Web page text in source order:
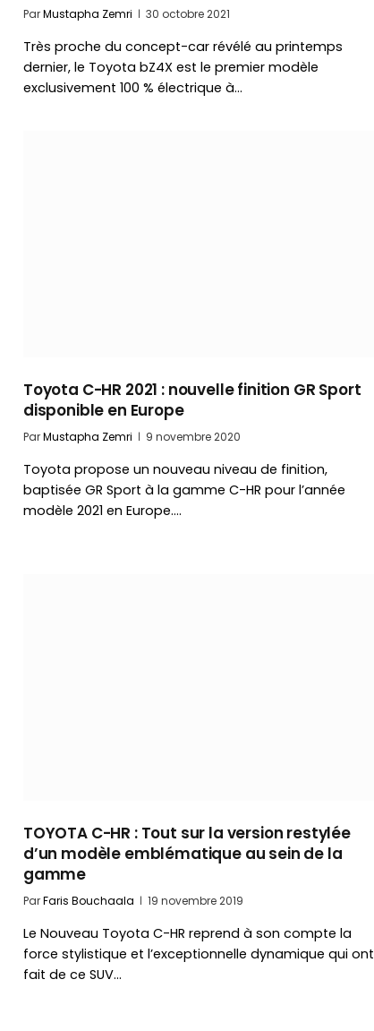
ParMustapha Zemri 30 octobre 2021
Très proche du concept-car révélé au printemps
dernier, le Toyota bZ4X est le premier modèle
exclusivement 100 % électrique à…
Toyota C-HR 2021 : nouvelle finition GR Sport
disponible en Europe
ParMustapha Zemri 9 novembre 2020
Toyota propose un nouveau niveau de finition,
baptisée GR Sport à la gamme C-HR pour l’année
modèle 2021 en Europe.…
TOYOTA C-HR : Tout sur la version restylée
d’un modèle emblématique au sein de la
gamme
ParFaris Bouchaala 19 novembre 2019
Le Nouveau Toyota C-HR reprend à son compte la
force stylistique et l’exceptionnelle dynamique qui ont
fait de ce SUV…